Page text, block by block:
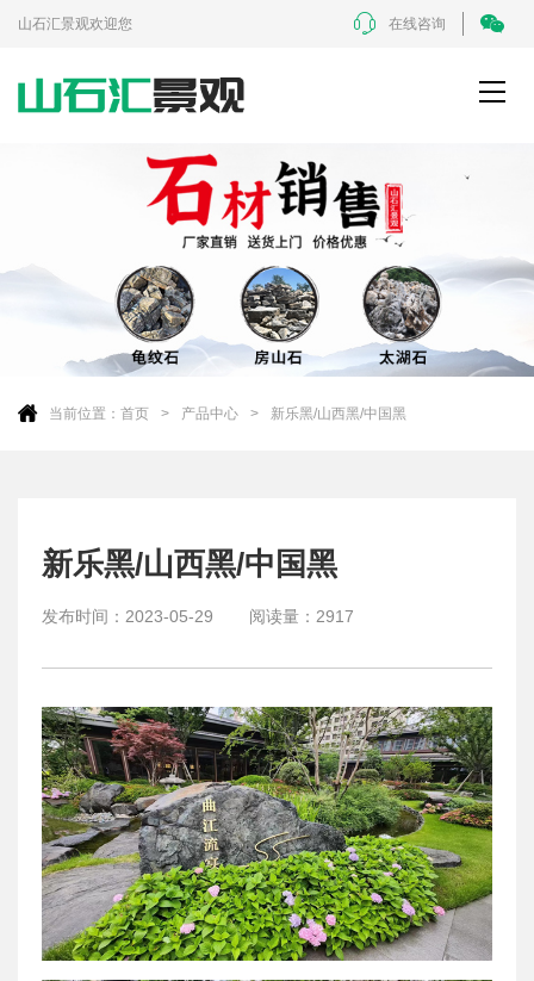
山石汇景观欢迎您 在线咨询
当前位置： 首页 产品中心 新乐黑/山西黑/中国黑
新乐黑/山西黑/中国黑
发布时间： 2023-05-29 阅读量： 2917